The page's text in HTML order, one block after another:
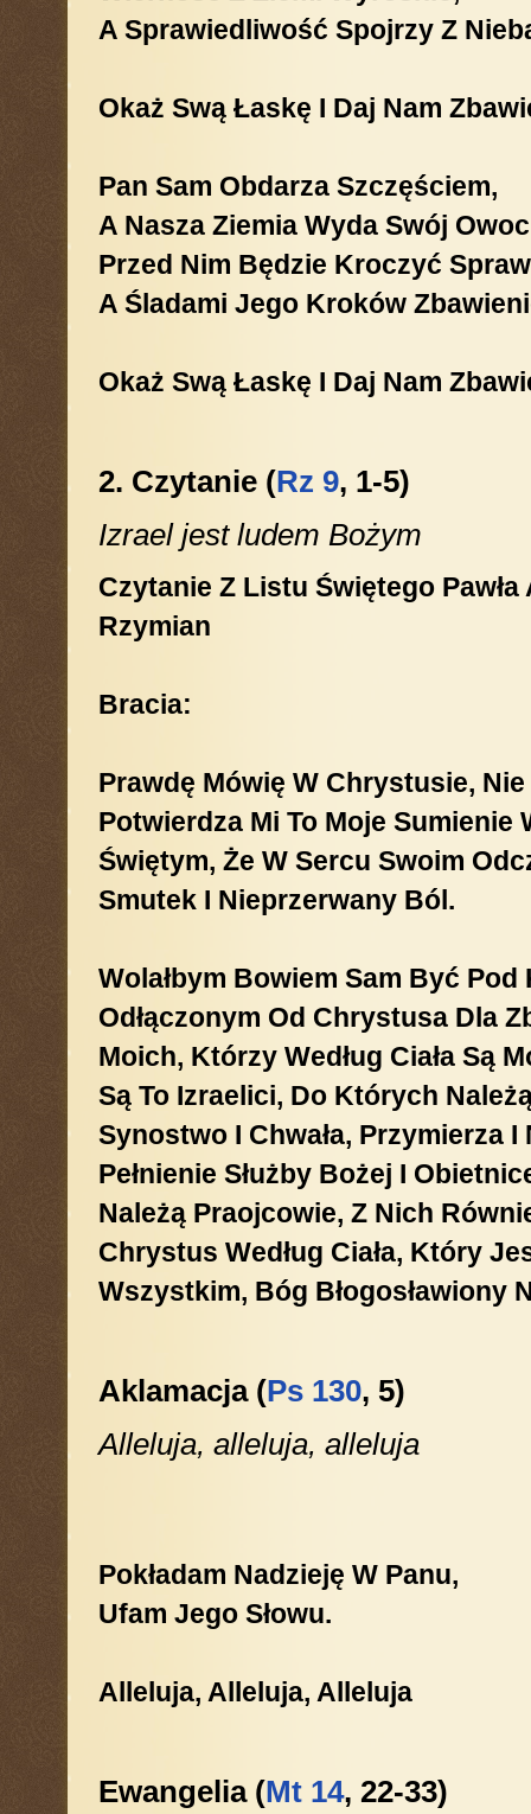
A Sprawiedliwość Spojrzy Z
Okaż Swą Łaskę I Daj Nam
Pan Sam Obdarza Szczęściem,
A Nasza Ziemia Wyda Swój
Przed Nim Będzie Kroczyć
A Śladami Jego Kroków
Okaż Swą Łaskę I Daj Nam
2. Czytanie (Rz 9, 1-5)
Izrael jest ludem Bożym
Czytanie Z Listu Świętego Pawła
Rzymian
Bracia:
Prawdę Mówię W Chrystusie, Nie
Potwierdza Mi To Moje Sumienie
Świętym, Że W Sercu Swoim
Smutek I Nieprzerwany Ból.
Wolałbym Bowiem Sam Być Pod
Odłączonym Od Chrystusa Dla
Moich, Którzy Według Ciała Są
Są To Izraelici, Do Których
Synostwo I Chwała, Przymierza I
Pełnienie Służby Bożej I
Należą Praojcowie, Z Nich
Chrystus Według Ciała, Który
Wszystkim, Bóg Błogosławiony
Aklamacja (Ps 130, 5)
Alleluja, alleluja, alleluja
Pokładam Nadzieję W Panu,
Ufam Jego Słowu.
Alleluja, Alleluja, Alleluja
Ewangelia (Mt 14, 22-33)